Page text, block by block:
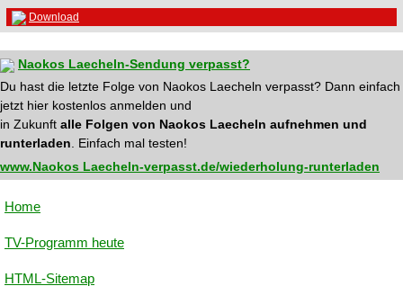
Download
Naokos Laecheln-Sendung verpasst?
Du hast die letzte Folge von Naokos Laecheln verpasst? Dann einfach
jetzt hier kostenlos anmelden und
in Zukunft alle Folgen von Naokos Laecheln aufnehmen und
runterladen . Einfach mal testen!
www.Naokos Laecheln-verpasst.de/wiederholung-runterladen
Home
TV-Programm heute
HTML-Sitemap